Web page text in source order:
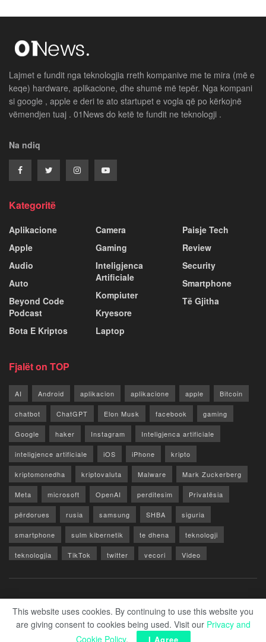
Lajmet e fundit nga teknologjia rreth kompanive me te mira (më e
keqe) hardware, aplikacione, dhe shumë më tepër. Nga kompani
si google , apple e deri te ato startupet e vogla që po kërkojnë
vëmendjen tuaj . 01News do ketë te fundit ne teknologji .
Na ndiq
Kategoritë
Aplikacione
Apple
Audio
Auto
Beyond Code
Podcast
Bota E Kriptos
Camera
Gaming
Inteligjenca
Artificiale
Kompiuter
Kryesore
Laptop
Paisje Tech
Review
Security
Smartphone
Të Gjitha
Fjalët on TOP
AI Android aplikacion aplikacione apple Bitcoin
chatbot ChatGPT Elon Musk facebook gaming
Google haker Instagram Inteligjenca artificiale
inteligjence artificiale iOS iPhone kripto
kriptomonedha kriptovaluta Malware Mark Zuckerberg
Meta microsoft OpenAI perditesim Privatësia
përdorues rusia samsung SHBA siguria
smartphone sulm kibernetik te dhena teknologji
teknologjia TikTok twitter vecori Video
© 2026 Zero1.al - Part of techzero1.com
This website uses cookies. By continuing to use this website you
are giving consent to cookies being used. Visit our Privacy and
Cookie Policy. I Agree